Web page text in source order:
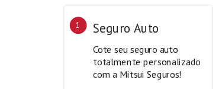
1 Seguro Auto
Cote seu seguro auto
totalmente personalizado
com a Mitsui Seguros!